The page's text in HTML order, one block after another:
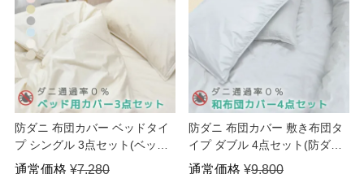
防ダニ 布団カバー ベッドタイ
プ シングル 3点セット(ベッド
シーツ/掛け布団カ
通常価格 ¥7,280
防ダニ 布団カバー 敷き布団タ
イプ ダブル 4点セット(防ダニ
敷きカバー ファス
通常価格 ¥9,800